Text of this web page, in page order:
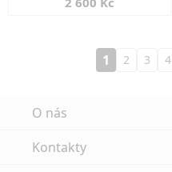
1 2 3 4
O nás
Kontakty